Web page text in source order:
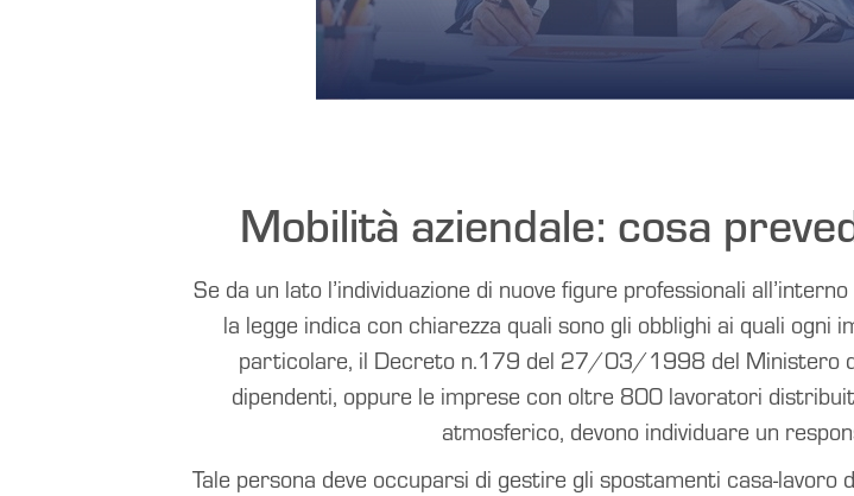
Mobilità aziendale: cosa
Se da un lato l’individuazione di nuove figure professionali
la legge indica con chiarezza quali sono gli obblighi ai quali
particolare, il Decreto n.179 del 27/03/1998 del Ministero
dipendenti, oppure le imprese con oltre 800 lavoratori
atmosferico, devono individuare un
Tale persona deve occuparsi di gestire gli spostamenti casa-lavoro